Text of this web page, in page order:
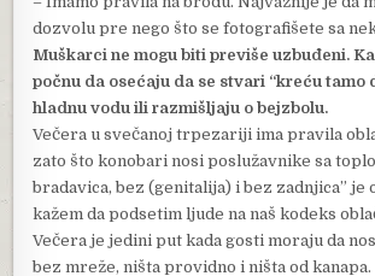
dozvolu pre nego što se fotografišete sa
Muškarci ne mogu biti previše uzbuđeni.
počnu da osećaju da se stvari “kreću tamo
hladnu vodu ili razmišljaju o bejzbolu.
Večera u svečanoj trpezariji ima pravila
zato što konobari nosi poslužavnike sa
bradavica, bez (genitalija) i bez zadnjica” je
kažem da podsetim ljude na naš kodeks
Večera je jedini put kada gosti moraju da
bez mreže, ništa providno i ništa od kanapa.